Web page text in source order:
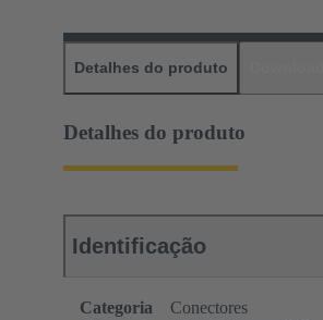
Detalhes do produto
Detalhes do produto
Identificação
Categoria
Conectores